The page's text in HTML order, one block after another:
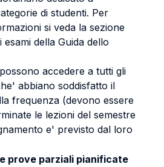
di studenti. Per
si veda la sezione
esami della Guida dello
accedere a tutti gli
abbiano soddisfatto il
frequenza (devono essere
le lezioni del semestre
e' previsto dal loro
prove parziali pianificate